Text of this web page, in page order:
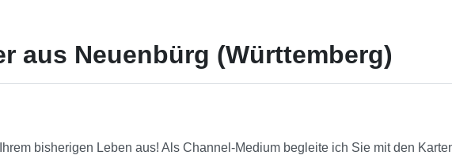
aus Neuenbürg (Württemberg)
bisherigen Leben aus! Als Channel-Medium begleite ich Sie mit den